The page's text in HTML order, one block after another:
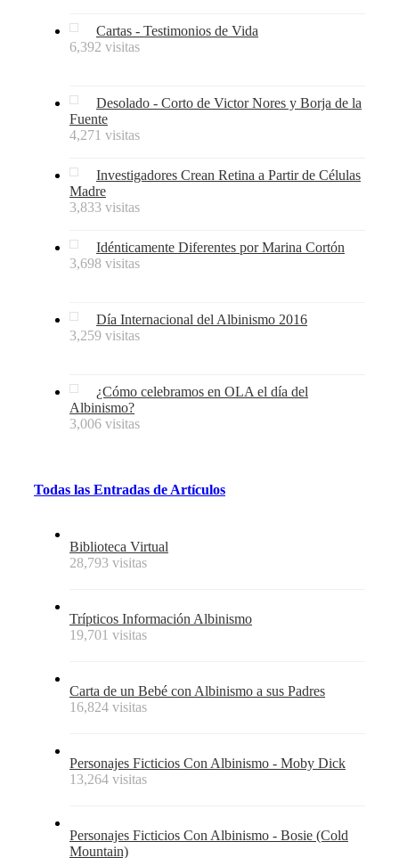
Cartas - Testimonios de Vida
6,392 visitas
Desolado - Corto de Victor Nores y Borja de la
Fuente
4,271 visitas
Investigadores Crean Retina a Partir de Células
Madre
3,833 visitas
Idénticamente Diferentes por Marina Cortón
3,698 visitas
Día Internacional del Albinismo 2016
3,259 visitas
¿Cómo celebramos en OLA el día del
Albinismo?
3,006 visitas
Todas las Entradas deArtículos
Biblioteca Virtual
28,793 visitas
Trípticos Información Albinismo
19,701 visitas
Carta de un Bebé con Albinismo a sus Padres
16,824 visitas
Personajes Ficticios Con Albinismo - Moby Dick
13,264 visitas
Personajes Ficticios Con Albinismo - Bosie (Cold
Mountain)